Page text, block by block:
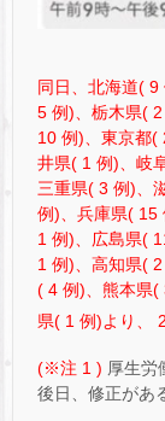
同日、北海道(
5 例)、栃木県(
10 例)、東京都(
井県( 1 例)、岐
三重県( 3 例)、
例)、兵庫県( 15
1 例)、広島県(
1 例)、高知県(
( 4 例)、熊本県(
県( 1 例)より、
(※注 1 ) 厚生労
後日、修正があ